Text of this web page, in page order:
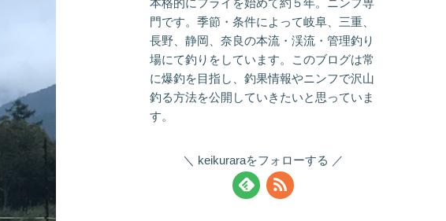
本格的にフライを始めて約５年。ニンフ専
門です。季節・条件によって岐阜、三重、
長野、静岡、奈良の本流・渓流・管理釣り
場にて釣りをしています。このブログは常
に爆釣を目指し、釣果情報やニンフで沢山
釣る方法を公開していきたいと思っていま
す。
keikuraraをフォローする